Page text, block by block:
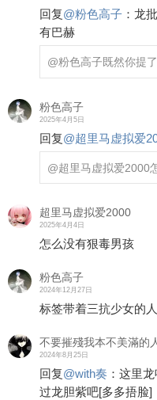
回复@粉色高子 ： 龙
有巴赫
@粉色高子既然你提
粉色高子
2025年4月5日
回复@超里马虚拟爱
@超里马虚拟爱2000
超里马虚拟爱2000
2025年4月4日
怎么没有狠毒男孩
粉色高子
2024年12月27日
标签带着三抗少女的
不要摧殘我本不美滿的
2024年8月25日
回复@with奏 ： 这里
过龙胆紫吧[多多捂脸]